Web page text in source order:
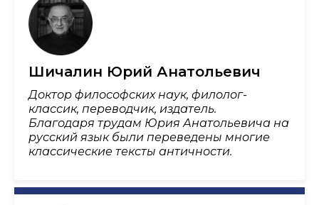
Шичалин Юрий Анатольевич
Доктор философских наук, филолог-
классик, переводчик, издатель.
Благодаря трудам Юрия Анатольевича на
русский язык были переведены многие
классические тексты античности.